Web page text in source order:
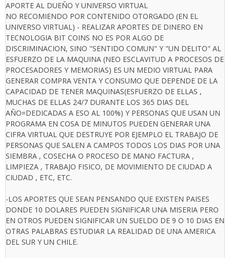
APORTE AL DUEÑO Y UNIVERSO VIRTUAL
NO RECOMIENDO POR CONTENIDO OTORGADO (EN EL
UNIVERSO VIRTUAL) - REALIZAR APORTES DE DINERO EN
TECNOLOGIA BIT COINS NO ES POR ALGO DE
DISCRIMINACION, SINO "SENTIDO COMUN" Y "UN DELITO" AL
ESFUERZO DE LA MAQUINA (NEO ESCLAVITUD A PROCESOS DE
PROCESADORES Y MEMORIAS) ES UN MEDIO VIRTUAL PARA
GENERAR COMPRA VENTA Y CONSUMO QUE DEPENDE DE LA
CAPACIDAD DE TENER MAQUINAS(ESFUERZO DE ELLAS ,
MUCHAS DE ELLAS 24/7 DURANTE LOS 365 DIAS DEL
AÑO=DEDICADAS A ESO AL 100%) Y PERSONAS QUE USAN UN
PROGRAMA EN COSA DE MINUTOS PUEDEN GENERAR UNA
CIFRA VIRTUAL QUE DESTRUYE POR EJEMPLO EL TRABAJO DE
PERSONAS QUE SALEN A CAMPOS TODOS LOS DIAS POR UNA
SIEMBRA , COSECHA O PROCESO DE MANO FACTURA ,
LIMPIEZA , TRABAJO FISICO, DE MOVIMIENTO DE CIUDAD A
CIUDAD , ETC, ETC.
-LOS APORTES QUE SEAN PENSANDO QUE EXISTEN PAISES
DONDE 10 DOLARES PUEDEN SIGNIFICAR UNA MISERIA PERO
EN OTROS PUEDEN SIGNIFICAR UN SUELDO DE 9 O 10 DIAS EN
OTRAS PALABRAS ESTUDIAR LA REALIDAD DE UNA AMERICA
DEL SUR Y UN CHILE.